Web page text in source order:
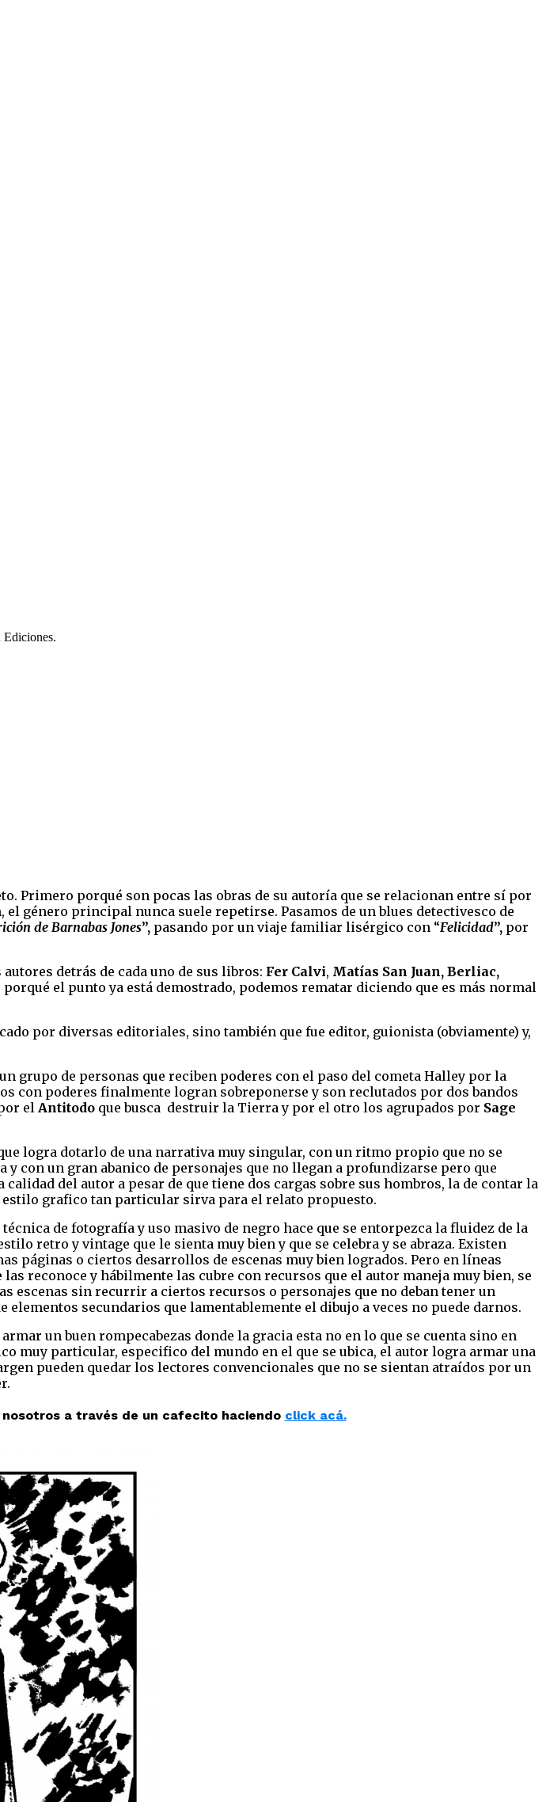
Ediciones.
Primero porqué son pocas las obras de su autoría que se relacionan entre sí por
género principal nunca suele repetirse. Pasamos de un blues detectivesco de
de Barnabas Jones”, pasando por un viaje familiar lisérgico con “Felicidad”, por
detrás de cada uno de sus libros: Fer Calvi, Matías San Juan, Berliac,
el punto ya está demostrado, podemos rematar diciendo que es más normal
por diversas editoriales, sino también que fue editor, guionista (obviamente) y,
grupo de personas que reciben poderes con el paso del cometa Halley por la
con poderes finalmente logran sobreponerse y son reclutados por dos bandos
el Antitodo que busca destruir la Tierra y por el otro los agrupados por Sage
logra dotarlo de una narrativa muy singular, con un ritmo propio que no se
con un gran abanico de personajes que no llegan a profundizarse pero que
del autor a pesar de que tiene dos cargas sobre sus hombros, la de contar la
grafico tan particular sirva para el relato propuesto.
de fotografía y uso masivo de negro hace que se entorpezca la fluidez de la
retro y vintage que le sienta muy bien y que se celebra y se abraza. Existen
páginas o ciertos desarrollos de escenas muy bien logrados. Pero en líneas
reconoce y hábilmente las cubre con recursos que el autor maneja muy bien, se
escenas sin recurrir a ciertos recursos o personajes que no deban tener un
secundarios que lamentablemente el dibujo a veces no puede darnos.
un buen rompecabezas donde la gracia esta no en lo que se cuenta sino en
muy particular, especifico del mundo en el que se ubica, el autor logra armar una
pueden quedar los lectores convencionales que no se sientan atraídos por un
a través de un cafecito haciendo click acá.